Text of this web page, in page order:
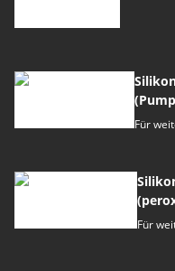
Für
Für